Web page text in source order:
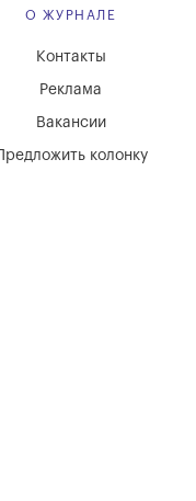
О ЖУРНАЛЕ
Вакансии
Реклама
Контакты
Предложить колонку